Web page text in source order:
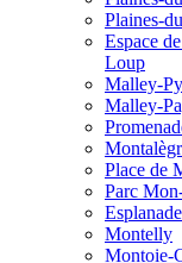
Plaines-
Espace
Loup
Malley-
Malley-
Place de
Parc
Montelly
Montoie-